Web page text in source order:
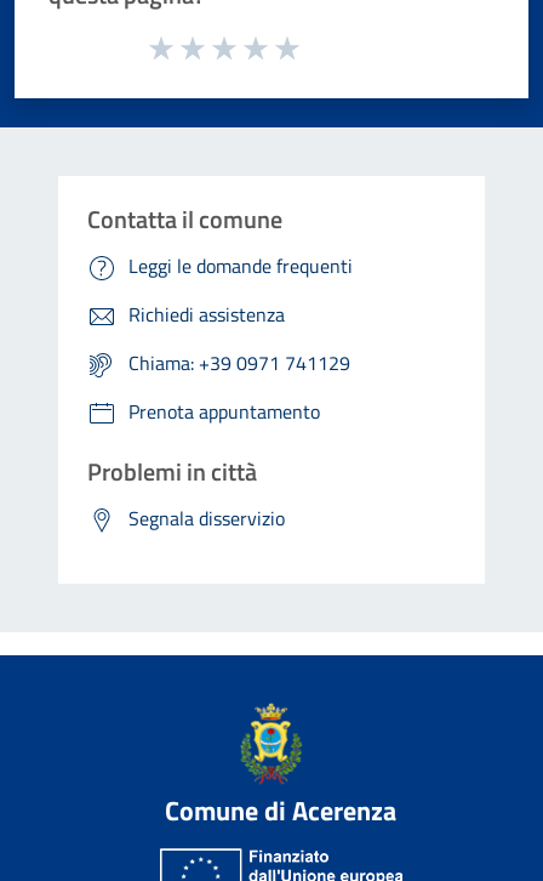
Valuta da 1 a 5 stelle la pagina
Contatta il comune
Leggi le domande frequenti
Richiedi assistenza
Chiama: +39 0971 741129
Prenota appuntamento
Problemi in città
Segnala disservizio
Comune di Acerenza